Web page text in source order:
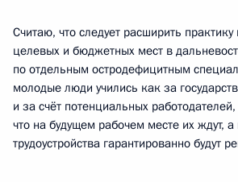
Считаю, что следует расширить
целевых и бюджетных мест в
по отдельным остродефицитным
молодые люди учились как за
и за счёт потенциальных
что на будущем рабочем месте их ждут,
трудоустройства гарантированно будут